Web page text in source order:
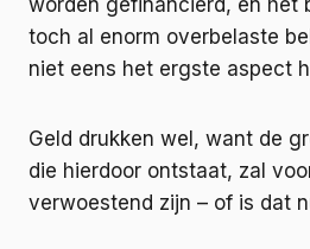
worden gefinancierd, en het
toch al enorm overbelaste
niet eens het ergste aspect
Geld drukken wel, want de
die hierdoor ontstaat, zal
verwoestend zijn – of is dat